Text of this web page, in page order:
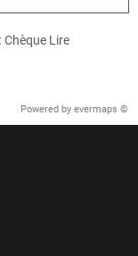
Chèque Lire
Powered by evermaps ©